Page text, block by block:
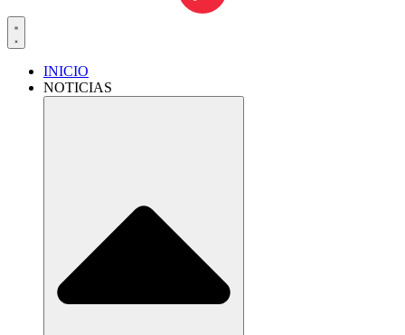
INICIO
NOTICIAS